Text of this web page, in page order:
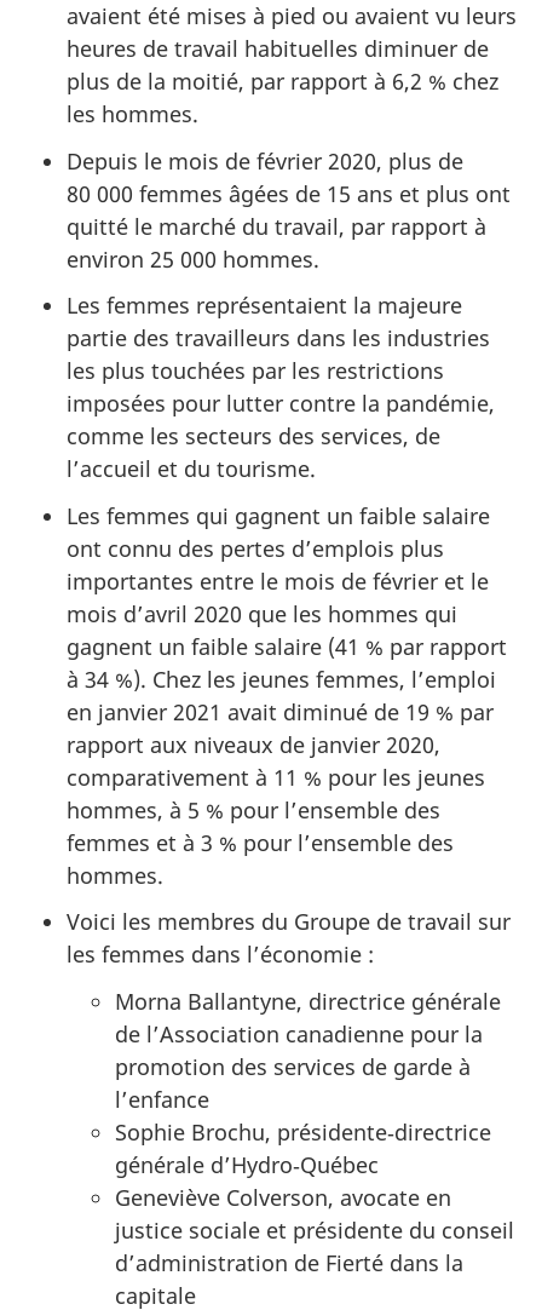
avaient été mises à pied ou avaient vu leurs
heures de travail habituelles diminuer de
plus de la moitié, par rapport à 6,2 % chez
les hommes.
Depuis le mois de février 2020, plus de
80 000 femmes âgées de 15 ans et plus ont
quitté le marché du travail, par rapport à
environ 25 000 hommes.
Les femmes représentaient la majeure
partie des travailleurs dans les industries
les plus touchées par les restrictions
imposées pour lutter contre la pandémie,
comme les secteurs des services, de
l’accueil et du tourisme.
Les femmes qui gagnent un faible salaire
ont connu des pertes d’emplois plus
importantes entre le mois de février et le
mois d’avril 2020 que les hommes qui
gagnent un faible salaire (41 % par rapport
à 34 %). Chez les jeunes femmes, l’emploi
en janvier 2021 avait diminué de 19 % par
rapport aux niveaux de janvier 2020,
comparativement à 11 % pour les jeunes
hommes, à 5 % pour l’ensemble des
femmes et à 3 % pour l’ensemble des
hommes.
Voici les membres du Groupe de travail sur
les femmes dans l’économie :
Morna Ballantyne, directrice générale
de l’Association canadienne pour la
promotion des services de garde à
l’enfance
Sophie Brochu, présidente‑directrice
générale d’Hydro‑Québec
Geneviève Colverson, avocate en
justice sociale et présidente du conseil
d’administration de Fierté dans la
capitale